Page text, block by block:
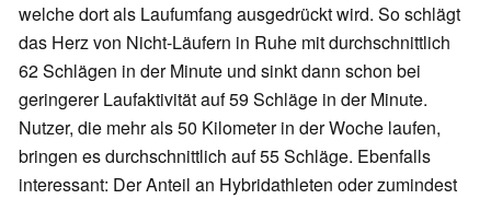
welche dort als Laufumfang ausgedrückt wird. So schlägt
das Herz von Nicht-Läufern in Ruhe mit durchschnittlich
62 Schlägen in der Minute und sinkt dann schon bei
geringerer Laufaktivität auf 59 Schläge in der Minute.
Nutzer, die mehr als 50 Kilometer in der Woche laufen,
bringen es durchschnittlich auf 55 Schläge. Ebenfalls
interessant: Der Anteil an Hybridathleten oder zumindest